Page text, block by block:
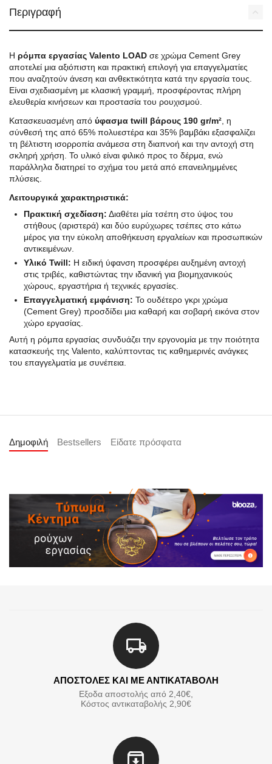
Περιγραφή
Η ρόμπα εργασίας Valento LOAD σε χρώμα Cement Grey
αποτελεί μια αξιόπιστη και πρακτική επιλογή για επαγγελματίες
που αναζητούν άνεση και ανθεκτικότητα κατά την εργασία τους.
Είναι σχεδιασμένη με κλασική γραμμή, προσφέροντας πλήρη
ελευθερία κινήσεων και προστασία του ρουχισμού.
Κατασκευασμένη από ύφασμα twill βάρους 190 gr/m² , η
σύνθεσή της από 65% πολυεστέρα και 35% βαμβάκι εξασφαλίζει
τη βέλτιστη ισορροπία ανάμεσα στη διαπνοή και την αντοχή στη
σκληρή χρήση. Το υλικό είναι φιλικό προς το δέρμα, ενώ
παράλληλα διατηρεί το σχήμα του μετά από επανειλημμένες
πλύσεις.
Λειτουργικά χαρακτηριστικά:
Πρακτική σχεδίαση: Διαθέτει μία τσέπη στο ύψος του
στήθους (αριστερά) και δύο ευρύχωρες τσέπες στο κάτω
μέρος για την εύκολη αποθήκευση εργαλείων και προσωπικών
αντικειμένων.
Υλικό Twill: Η ειδική ύφανση προσφέρει αυξημένη αντοχή
στις τριβές, καθιστώντας την ιδανική για βιομηχανικούς
χώρους, εργαστήρια ή τεχνικές εργασίες.
Επαγγελματική εμφάνιση: Το ουδέτερο γκρι χρώμα
(Cement Grey) προσδίδει μια καθαρή και σοβαρή εικόνα στον
χώρο εργασίας.
Αυτή η ρόμπα εργασίας συνδυάζει την εργονομία με την ποιότητα
κατασκευής της Valento, καλύπτοντας τις καθημερινές ανάγκες
του επαγγελματία με συνέπεια.
Δημοφιλή Bestsellers Είδατε πρόσφατα
ΑΠΟΣΤΟΛΕΣ ΚΑΙ ΜΕ ΑΝΤΙΚΑΤΑΒΟΛΗ
Εξοδα αποστολής από 2,40€,
Κόστος αντικαταβολής 2,90€